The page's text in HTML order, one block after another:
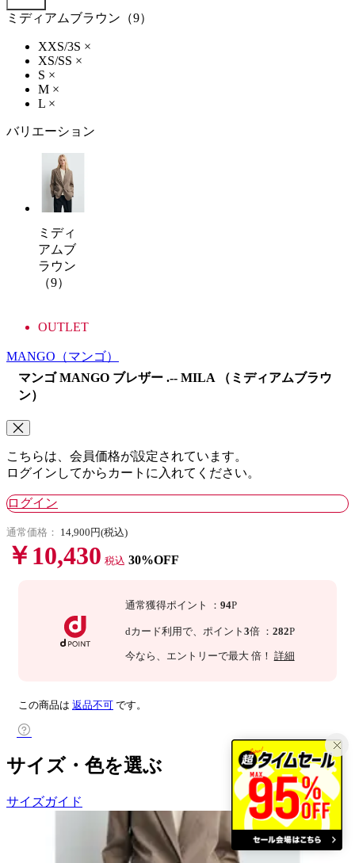
ミディアムブラウン（9）
XXS/3S ×
XS/SS ×
S ×
M ×
L ×
バリエーション
ミディ
アムブ
ラウン
（9）
OUTLET
MANGO （マンゴ）
マンゴ MANGO ブレザー .-- MILA （ミディアムブラウ
ン）
こちらは、会員価格が設定されています。
ログインしてからカートに入れてください。
ログイン
通常価格： 14,900円(税込)
￥10,430 税込 30%OFF
通常獲得ポイント ： 94P
dカード利用で、 ポイント 3倍 ： 282P
今なら 、エントリーで最大 倍！ 詳細
この商品は 返品不可 です。
サイズ・色を選ぶ
サイズガイド